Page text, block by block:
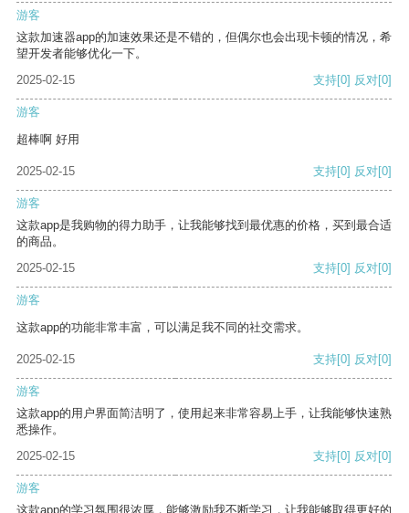
游客
这款加速器app的加速效果还是不错的，但偶尔也会出现卡顿的情况，希
望开发者能够优化一下。
2025-02-15
支持[0] 反对[0]
游客
超棒啊 好用
2025-02-15 支持[0] 反对[0]
游客
这款app是我购物的得力助手，让我能够找到最优惠的价格，买到最合适
的商品。
2025-02-15
支持[0] 反对[0]
游客
这款app的功能非常丰富，可以满足我不同的社交需求。
2025-02-15 支持[0] 反对[0]
游客
这款app的用户界面简洁明了，使用起来非常容易上手，让我能够快速熟
悉操作。
2025-02-15
支持[0] 反对[0]
游客
这款app的学习氛围很浓厚，能够激励我不断学习，让我能够取得更好的